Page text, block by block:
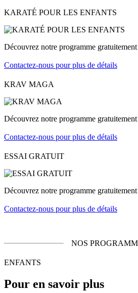
KARATÉ POUR LES ENFANTS
Découvrez notre programme
Contactez-nous pour plus de détails
KRAV MAGA
Découvrez notre programme
Contactez-nous pour plus de détails
ESSAI GRATUIT
Découvrez notre programme
Contactez-nous pour plus de détails
NOS
ENFANTS
Pour en savoir plus